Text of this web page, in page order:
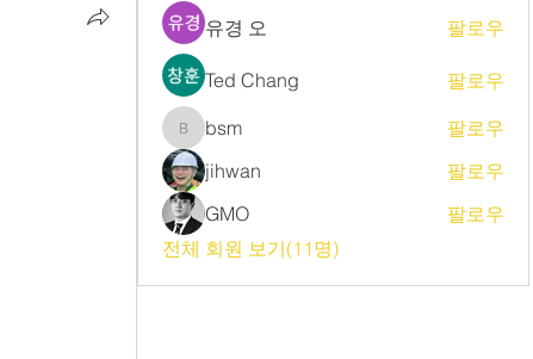
유경 오 팔로우
Ted Chang 팔로우
bsmbsm
팔로우
jihwan
팔로우
GMO
팔로우
전체 회원 보기(11명)